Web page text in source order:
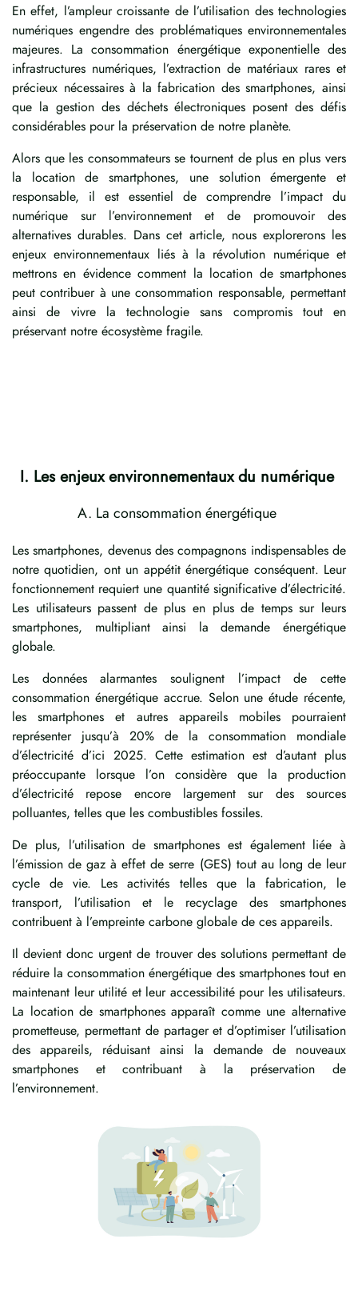
En effet, l’ampleur croissante de l’utilisation des technologies
numériques engendre des problématiques environnementales
majeures. La consommation énergétique exponentielle des
infrastructures numériques, l’extraction de matériaux rares et
précieux nécessaires à la fabrication des smartphones, ainsi
que la gestion des déchets électroniques posent des défis
considérables pour la préservation de notre planète.
Alors que les consommateurs se tournent de plus en plus vers
la location de smartphones, une solution émergente et
responsable, il est essentiel de comprendre l’impact du
numérique sur l’environnement et de promouvoir des
alternatives durables. Dans cet article, nous explorerons les
enjeux environnementaux liés à la révolution numérique et
mettrons en évidence comment la location de smartphones
peut contribuer à une consommation responsable, permettant
ainsi de vivre la technologie sans compromis tout en
préservant notre écosystème fragile.
I. Les enjeux environnementaux du numérique
A. La consommation énergétique
Les smartphones, devenus des compagnons indispensables de
notre quotidien, ont un appétit énergétique conséquent. Leur
fonctionnement requiert une quantité significative d’électricité.
Les utilisateurs passent de plus en plus de temps sur leurs
smartphones, multipliant ainsi la demande énergétique
globale.
Les données alarmantes soulignent l’impact de cette
consommation énergétique accrue. Selon une étude récente,
les smartphones et autres appareils mobiles pourraient
représenter jusqu’à 20% de la consommation mondiale
d’électricité d’ici 2025. Cette estimation est d’autant plus
préoccupante lorsque l’on considère que la production
d’électricité repose encore largement sur des sources
polluantes, telles que les combustibles fossiles.
De plus, l’utilisation de smartphones est également liée à
l’émission de gaz à effet de serre (GES) tout au long de leur
cycle de vie. Les activités telles que la fabrication, le
transport, l’utilisation et le recyclage des smartphones
contribuent à l’empreinte carbone globale de ces appareils.
Il devient donc urgent de trouver des solutions permettant de
réduire la consommation énergétique des smartphones tout en
maintenant leur utilité et leur accessibilité pour les utilisateurs.
La location de smartphones apparaît comme une alternative
prometteuse, permettant de partager et d’optimiser l’utilisation
des appareils, réduisant ainsi la demande de nouveaux
smartphones et contribuant à la préservation de
l’environnement.